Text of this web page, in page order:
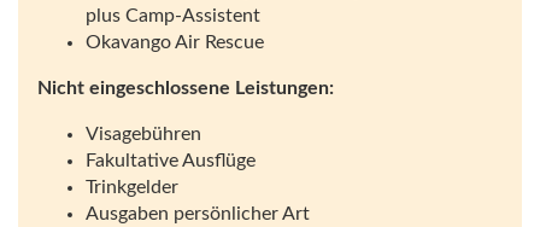
plus Camp-Assistent
Okavango Air Rescue
Nicht eingeschlossene Leistungen:
Visagebühren
Fakultative Ausflüge
Trinkgelder
Ausgaben persönlicher Art